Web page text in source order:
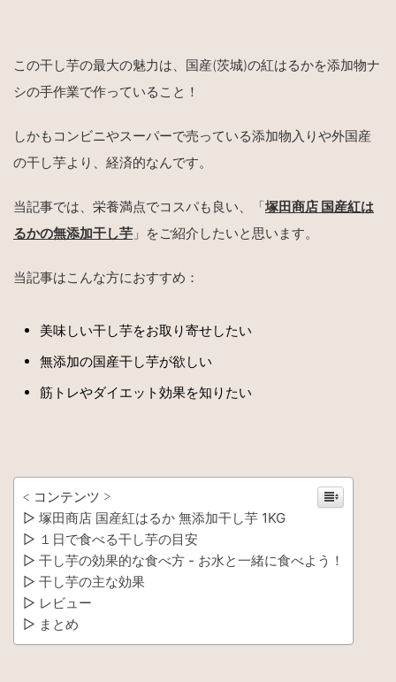
この干し芋の最大の魅力は、国産(茨城)の紅はるかを添加物ナ
シの手作業で作っていること！
しかもコンビニやスーパーで売っている添加物入りや外国産
の干し芋より、経済的なんです。
当記事では、栄養満点でコスパも良い、「塚田商店 国産紅は
るかの無添加干し芋 」をご紹介したいと思います。
当記事はこんな方におすすめ：
美味しい干し芋をお取り寄せしたい
無添加の国産干し芋が欲しい
筋トレやダイエット効果を知りたい
< コンテンツ >
▷ 塚田商店 国産紅はるか 無添加干し芋 1KG
▷ １日で食べる干し芋の目安
▷ 干し芋の効果的な食べ方 - お水と一緒に食べよう！
▷ 干し芋の主な効果
▷ レビュー
▷ まとめ